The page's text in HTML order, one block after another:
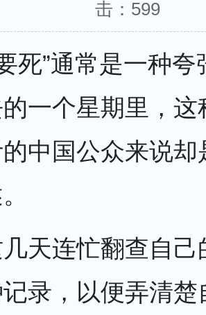
击： 599
死”通常是一种
一个星期里，这
的中国公众来说
天连忙翻查自己
录，以便弄清楚